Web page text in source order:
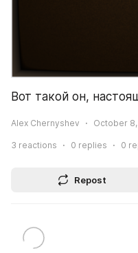
Вот такой он,
Alex Chernyshev October 8,
3 reactions 0 replies 0
Repost